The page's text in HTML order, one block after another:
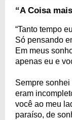
“A Coisa
“Tanto tempo
Só pensando
Em meus
apenas eu e
Sempre
eram
você ao meu
paraíso, de